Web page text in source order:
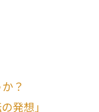
？
発想」